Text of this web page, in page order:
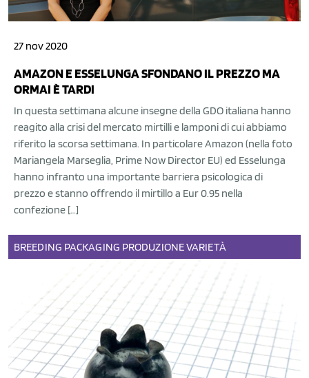
27 nov 2020
AMAZON E ESSELUNGA SFONDANO IL PREZZO MA
ORMAI È TARDI
In questa settimana alcune insegne della GDO italiana hanno
reagito alla crisi del mercato mirtilli e lamponi di cui abbiamo
riferito la scorsa settimana. In particolare Amazon (nella foto
Mariangela Marseglia, Prime Now Director EU) ed Esselunga
hanno infranto una importante barriera psicologica di
prezzo e stanno offrendo il mirtillo a Eur 0.95 nella
confezione […]
BREEDING PACKAGING PRODUZIONEVARIETÀ